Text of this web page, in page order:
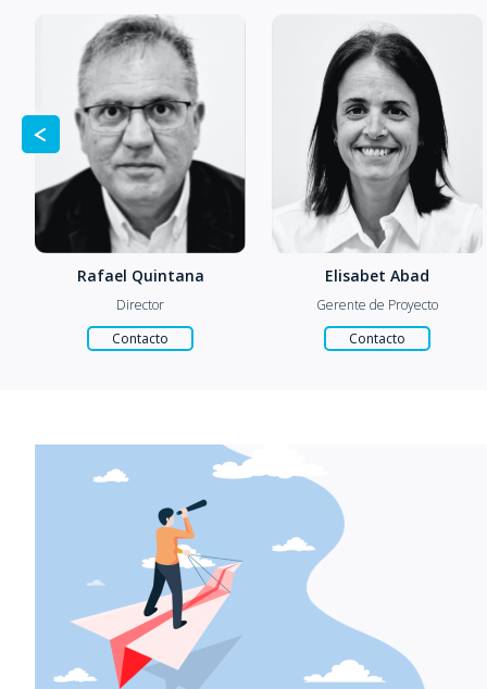
Elisabet Abad
Gerente de Proyecto
Contacto
Carles Ullastre
Director Comercial
Contacto